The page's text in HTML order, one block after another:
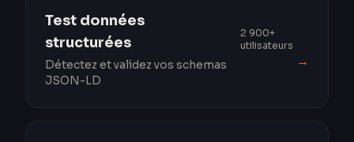
Test données
structurées
Détectez et validez vos schemas
JSON-LD
2 900+
utilisateurs
→